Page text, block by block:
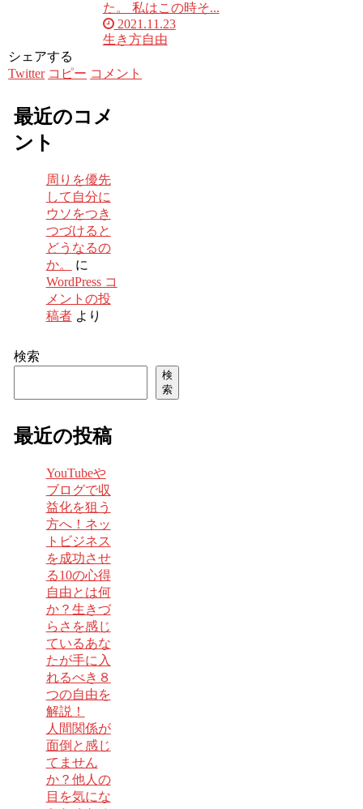
た。 私はこの時そ...
2021.11.23
生き方自由
シェアする
Twitter コピー コメント
最近のコメ
ント
周りを優先
して自分に
ウソをつき
つづけると
どうなるの
か。
に
WordPress コ
メントの投
稿者より
検索
検
索
最近の投稿
YouTubeや
ブログで収
益化を狙う
方へ！ネッ
トビジネス
を成功させ
る10の心得
自由とは何
か？生きづ
らさを感じ
ているあな
たが手に入
れるべき８
つの自由を
解説！
人間関係が
面倒と感じ
てません
か？他人の
目を気にな